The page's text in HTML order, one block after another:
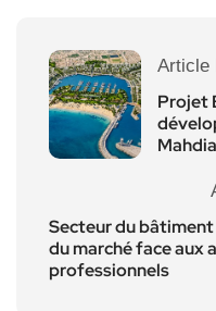
Article
Projet
Mahdia
Secteur du
du marché face aux
professionnels